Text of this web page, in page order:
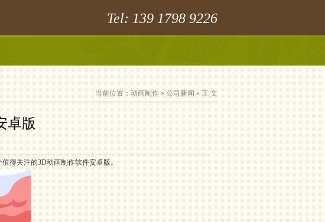
Tel: 139 1798 9226
当前位置：动画制作»公司新闻» 正 文
卓版
得关注的3D动画制作软件安卓版。